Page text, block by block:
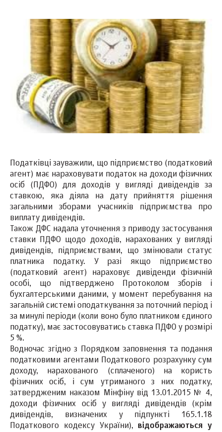
Податківці зауважили, що підприємство (податковий
агент) має нараховувати податок на доходи фізичних
осіб (ПДФО) для доходів у вигляді дивідендів за
ставкою, яка діяла на дату прийняття рішення
загальними зборами учасників підприємства про
виплату дивідендів.
Також ДФС надала уточнення з приводу застосування
ставки ПДФО щодо доходів, нарахованих у вигляді
дивідендів, підприємствами, що змінювали статус
платника податку. У разі якщо підприємство
(податковий агент) нараховує дивіденди фізичній
особі, що підтверджено Протоколом зборів і
бухгалтерськими даними, у момент перебування на
загальній системі оподаткування за поточний період і
за минулі періоди (коли воно було платником єдиного
податку), має застосовуватись ставка ПДФО у розмірі
5 %.
Водночас згідно з Порядком заповнення та подання
податковими агентами Податкового розрахунку сум
доходу, нарахованого (сплаченого) на користь
фізичних осіб, і сум утриманого з них податку,
затвердженим наказом Мінфіну від 13.01.2015 № 4,
доходи фізичних осіб у вигляді дивідендів (крім
дивідендів, визначених у підпункті 165.1.18
Податкового кодексу України), відображаються у